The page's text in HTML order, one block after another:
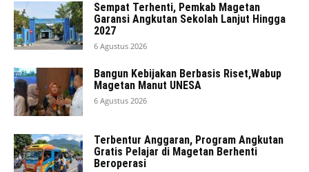
Sempat Terhenti, Pemkab Magetan
Garansi Angkutan Sekolah Lanjut Hingga
2027
6 Agustus 2026
Bangun Kebijakan Berbasis Riset,Wabup
Magetan Manut UNESA
6 Agustus 2026
Terbentur Anggaran, Program Angkutan
Gratis Pelajar di Magetan Berhenti
Beroperasi